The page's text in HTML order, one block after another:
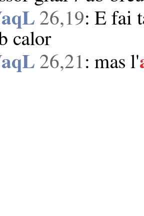
26,19: E fai
calor
26,21: mas l'